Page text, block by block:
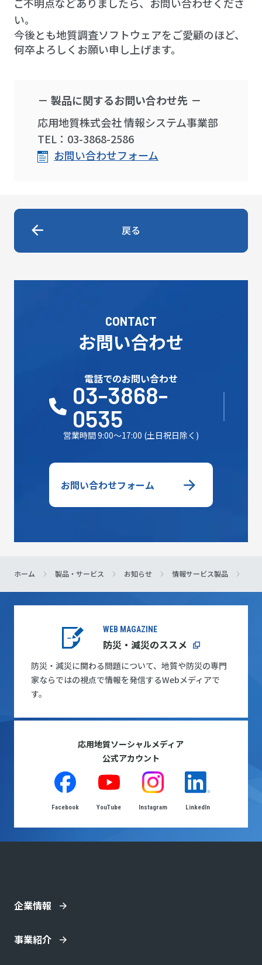
ホーム 製品・サービス お知らせ 情報サービス製品
い。
今後とも地質調査ソフトウェアをご愛顧のほど、
何卒よろしくお願い申し上げます。
製品に関するお問い合わせ先
応用地質株式会社 情報システム事業部
TEL：03-3868-2586
お問い合わせフォーム
戻る
CONTACT
お問い合わせ
電話でのお問い合わせ
03-3868-
0535
営業時間 9:00～17:00 (土日祝日除く)
お問い合わせフォーム
WEB MAGAZINE
防災・減災のススメ
防災・減災に関わる問題について、地質や防災の専門
家ならではの視点で情報を発信するWebメディアで
す。
応用地質ソーシャルメディア
公式アカウント
Facebook YouTube Instagram LinkedIn
企業情報
事業紹介